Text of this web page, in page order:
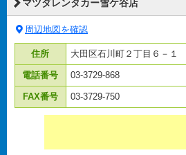
マツダレンタカー雪ケ谷店
周辺地図を確認
住所 大田区石川町２丁目６－１
電話番号 03-3729-868
FAX番号 03-3729-750